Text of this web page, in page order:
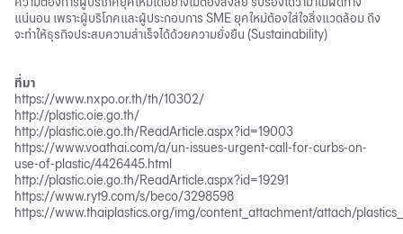
แน่นอน เพราะผู้บริโภคและผู้ประกอบการ SME ยุคใหม่ต้องใส่ใจสิ่งแวดล้อม ถึง
จะทำให้ธุรกิจประสบความสำเร็จได้ด้วยความยั่งยืน (Sustainability)
ที่มา
https://www.nxpo.or.th/th/10302/
http://plastic.oie.go.th/
http://plastic.oie.go.th/ReadArticle.aspx?id=19003
https://www.voathai.com/a/un-issues-urgent-call-for-curbs-on-
use-of-plastic/4426445.html
http://plastic.oie.go.th/ReadArticle.aspx?id=19291
https://www.ryt9.com/s/beco/3298598
https://www.thaiplastics.org/img/content_attachment/attach/